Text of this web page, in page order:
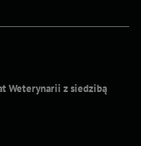
Weterynarii z siedzibą